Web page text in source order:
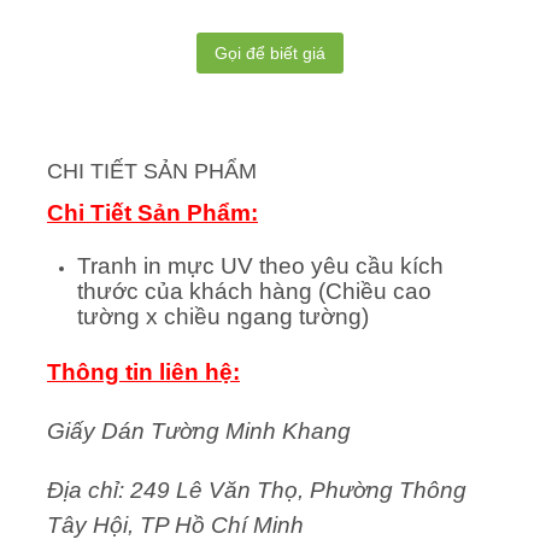
Gọi để biết giá
CHI TIẾT SẢN PHẨM
Chi Tiết Sản Phẩm:
Tranh in mực UV theo yêu cầu kích
thước của khách hàng (Chiều cao
tường x chiều ngang tường)
Thông tin liên hệ:
Giấy Dán Tường Minh Khang
Địa chỉ: 249 Lê Văn Thọ, Phường Thông
Tây Hội, TP Hồ Chí Minh